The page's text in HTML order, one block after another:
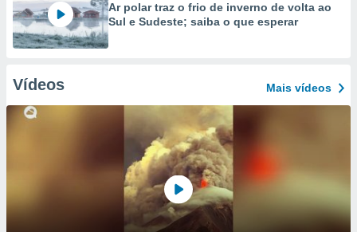
Ar polar traz o frio de inverno de volta ao
Sul e Sudeste; saiba o que esperar
Vídeos Mais vídeos